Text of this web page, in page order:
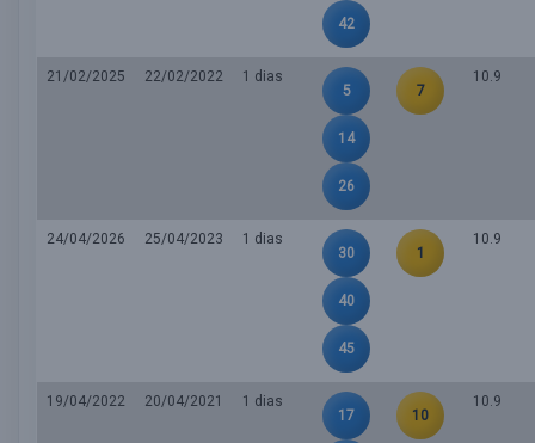
42
21/02/2025 22/02/2022
1 dias
5
14
26
7
10.9
24/04/2026 25/04/2023
1 dias
30
40
45
1
10.9
19/04/2022 20/04/2021
1 dias
17
10
10.9